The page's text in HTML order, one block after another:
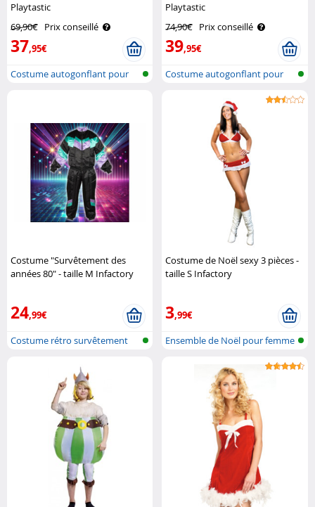
Playtastic
69,90€ Prix conseillé
37,95€
Costume autogonflant pour
Playtastic
74,90€ Prix conseillé
39,95€
Costume autogonflant pour
Costume "Survêtement des
années 80" - taille M Infactory
24,99€
Costume rétro survêtement
Costume de Noël sexy 3 pièces -
taille S Infactory
3,99€
Ensemble de Noël pour femme